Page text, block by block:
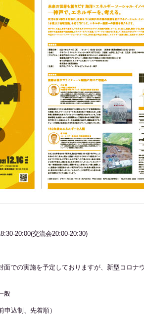
20:00(交流会20:00-20:30)
での実施を予定しておりますが、新型コロナ
般
申込制、先着順）